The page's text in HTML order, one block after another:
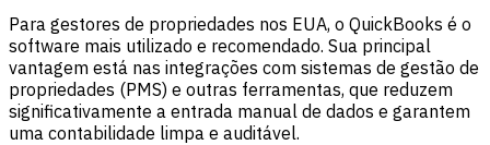
Para gestores de propriedades nos EUA, o QuickBooks é o
software mais utilizado e recomendado. Sua principal
vantagem está nas integrações com sistemas de gestão de
propriedades (PMS) e outras ferramentas, que reduzem
significativamente a entrada manual de dados e garantem
uma contabilidade limpa e auditável.